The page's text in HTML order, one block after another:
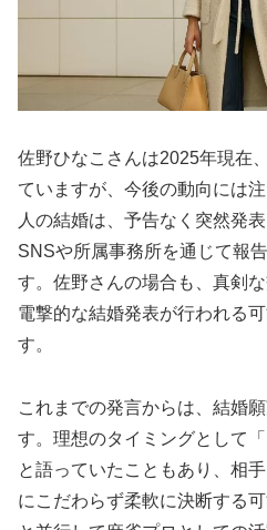
佐野ひなこさんは2025年現在
ていますが、今後の動向には
人の結婚は、予告なく突然発
SNSや所属事務所を通じて報
す。佐野さんの場合も、真剣
電撃的な結婚発表が行われる
す。
これまでの発言からは、結婚
す。理想のタイミングとして
と語っていたこともあり、相
にこだわらず柔軟に決断する